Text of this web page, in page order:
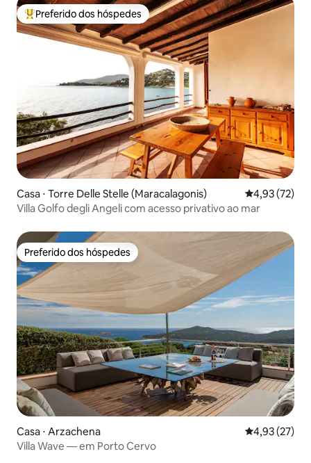
Entre os melhores preferidos dos hóspedes
Preferido dos hóspedes
Casa ⋅ Torre Delle Stelle (Maracalagonis) 4,93 de uma
4,93 (72)
Villa Golfo degli Angeli com acesso privativo ao mar
Preferido dos hóspedes
Preferido dos hóspedes
Casa ⋅ Arzachena 4,93 de uma
4,93 (27)
Villa Wave — em Porto Cervo